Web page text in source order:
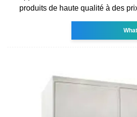
produits de haute qualité à des